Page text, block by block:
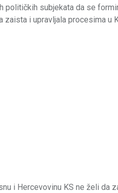
političkih subjekata da se
zaista i upravljala procesima u
i Hercevovinu KS ne želi da